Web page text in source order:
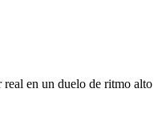
en un duelo de ritmo alto